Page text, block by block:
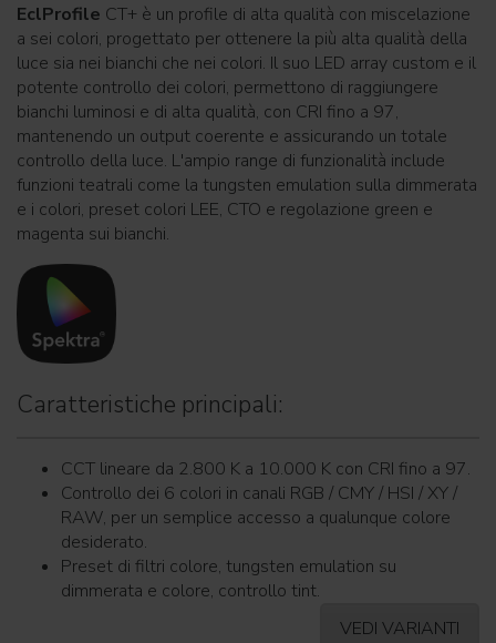
EclProfile CT+ è un profile di alta qualità con miscelazione
a sei colori, progettato per ottenere la più alta qualità della
luce sia nei bianchi che nei colori. Il suo LED array custom e il
potente controllo dei colori, permettono di raggiungere
bianchi luminosi e di alta qualità, con CRI fino a 97,
mantenendo un output coerente e assicurando un totale
controllo della luce. L'ampio range di funzionalità include
funzioni teatrali come la tungsten emulation sulla dimmerata
e i colori, preset colori LEE, CTO e regolazione green e
magenta sui bianchi.
Caratteristiche principali:
CCT lineare da 2.800 K a 10.000 K con CRI fino a 97.
Controllo dei 6 colori in canali RGB / CMY / HSI / XY /
RAW, per un semplice accesso a qualunque colore
desiderato.
Preset di filtri colore, tungsten emulation su
dimmerata e colore, controllo tint.
VEDI VARIANTI